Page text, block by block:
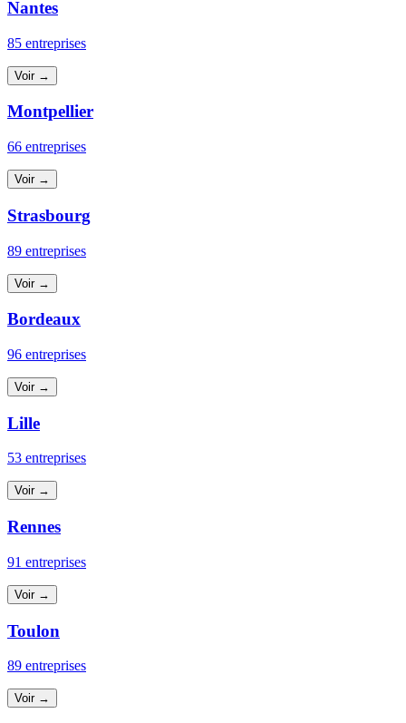
Nantes
85 entreprises
Voir →
Montpellier
66 entreprises
Voir →
Strasbourg
89 entreprises
Voir →
Bordeaux
96 entreprises
Voir →
Lille
53 entreprises
Voir →
Rennes
91 entreprises
Voir →
Toulon
89 entreprises
Voir →